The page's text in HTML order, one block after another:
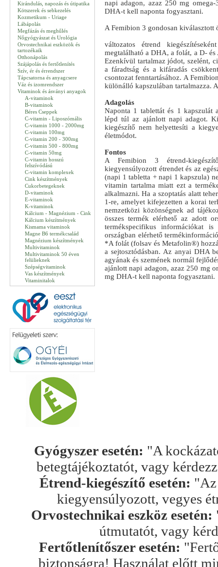
Kirándulás, napozás és útipatika
Kötszerek és sebkezelés
Kozmetikum - Uriage
Lábápolás
Megfázás és meghűlés
Nőgyógyászat és Urológia
Orvostechnikai eszközök és
tartozékaik
Otthonápolás
Szájápolás és fertőtlenítés
Szív, ér és érrendszer
Tápcsatorna és anyagcsere
Váz és izomrendszer
Vitaminok és ásványi anyagok
A-vitaminok
B-vitaminok
Béres Cseppek
C-vitamin - Liposzómális
C-vitamin 1000 - 2000mg
C-vitamin 100mg
C-vitamin 200 - 300mg
C-vitamin 500 - 800mg
C-vitamin 50mg
C-vitamin hosszú
felszívódású
C-vitamin komplexek
Cink készítmények
Cukorbetegeknek
D-vitaminok
E-vitaminok
K-vitaminok
Kálcium - Magnézium - Cink
Kálcium készítmények
Kismama vitaminok
Magne B6 termékcsalád
Magnézium készítmények
Multivitaminok
Multivitaminok 50 éven
felülieknek
Szépségvitaminok
Vas készítmények
Vitaminitalok
napi adagon, azaz 250 mg
DHA-t kell naponta fogyasztani.
A Femibion 3 gondosan kiválasztott
változatos étrend
megtalálható a DHA, a folát, a D-
Ezenkívül tartalmaz jódot, szelént,
a fáradtság és a kifáradás
csontozat fenntartásához. A
különálló kapszulában tartalmazza.
Adagolás
Naponta 1 tablettát és 1 kapszulát
lépd túl az ajánlott napi adagot.
kiegészítő nem helyettesíti a
életmódot.
Fontos
A Femibion 3 étrend-
kiegyensúlyozott étrendet és az
(napi 1 tabletta + napi 1 kapszula)
vitamin tartalma miatt ezt a
alkalmazni. Ha a szoptatás alatt
1-re, amelyet kifejezetten a korai
nemzetközi közönségnek ad
összes termék elérhető az adott
termékspecifikus információkat
országban elérhető
*A folát (folsav és Metafolin®)
a sejtosztódásban. Az anyai DHA
agyának és szemének normál
ajánlott napi adagon, azaz 250 mg
mg DHA-t kell naponta fogyasztani.
Gyógyszer esetén: "A
betegtájékoztatót, vagy
Étrend-kiegészítő esetén: "Az
kiegyensúlyozott, vegyes
Orvostechnikai eszköz esetén:
útmutatót, vagy
Fertőtlenítőszer esetén:
biztonságra! Használat előtt